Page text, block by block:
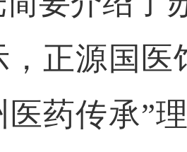
，正源国医
医药传承”